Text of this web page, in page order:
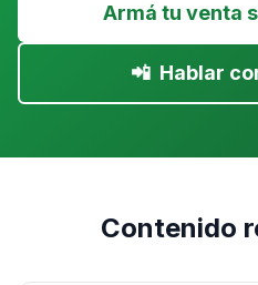
Armá tu venta
📲 Hablar
Contenido